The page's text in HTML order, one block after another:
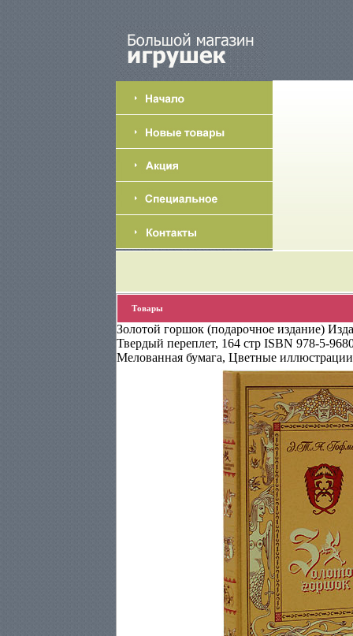
Товары
Золотой горшок (подарочное издание)
Твердый переплет, 164 стр ISBN 978-5-
Мелованная бумага, Цветные